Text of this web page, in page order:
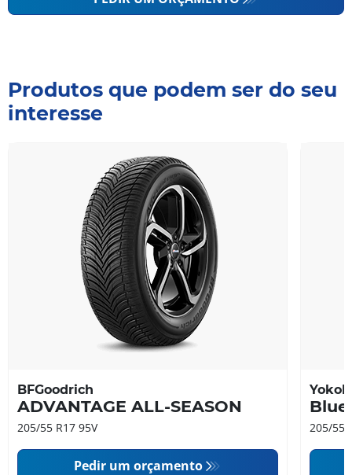
Produtos que podem ser do seu
interesse
BFGoodrich
ADVANTAGE ALL-SEASON
205/55 R17 95V
Pedir um orçamento
205/55